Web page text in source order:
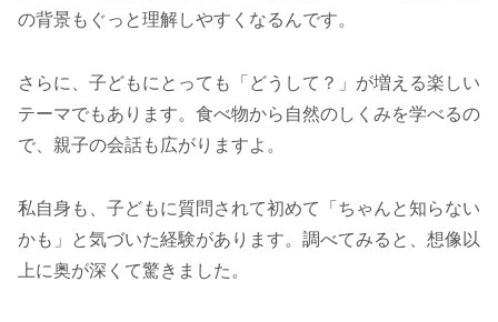
の背景もぐっと理解しやすくなるんです。
さらに、子どもにとっても「どうして？」が増える楽しい
テーマでもあります。食べ物から自然のしくみを学べるの
で、親子の会話も広がりますよ。
私自身も、子どもに質問されて初めて「ちゃんと知らない
かも」と気づいた経験があります。調べてみると、想像以
上に奥が深くて驚きました。